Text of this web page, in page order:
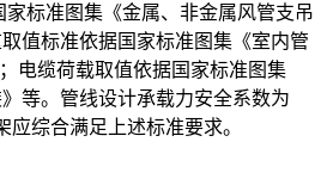
标准图集《金属、非金属风管支吊
值标准依据国家标准图集《室内管
电缆荷载取值依据国家标准图集
等。管线设计承载力安全系数为
应综合满足上述标准要求。